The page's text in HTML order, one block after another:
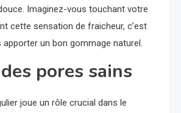
Imaginez-vous touchant votre
cette sensation de fraicheur, c’est
apporter un bon gommage naturel.
pores sains
joue un rôle crucial dans le